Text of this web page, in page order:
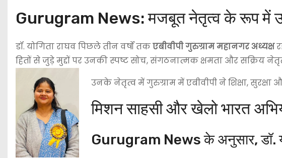
Gurugram News: मजबूत नेतृत्व के रूप में
डॉ. योगिता राघव पिछले तीन वर्षों तकएबीवीपी गुरुग्राम महानगर अध्यक्ष
हितों से जुड़े मुद्दों पर उनकी स्पष्ट सोच, संगठनात्मक क्षमता और सक्रिय
उनके नेतृत्व में गुरुग्राम में एबीवीपी ने शिक्षा,
मिशन साहसी और खेलो भारत
Gurugram News के अनुसार, डॉ.